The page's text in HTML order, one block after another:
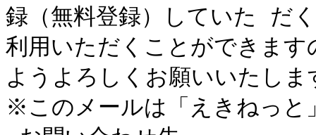
録（無料登録）していた だ
利用いただくことができま
ようよろしくお願いいたしま
※このメールは「えきねっと